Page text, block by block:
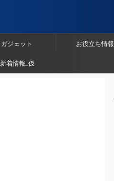
ガジェット お役立ち情報
新着情報_仮